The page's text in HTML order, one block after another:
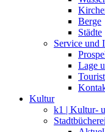
Berge
Städte
Service und
Lage
Kultur
k1 | Kultur-
Stadtbücherei